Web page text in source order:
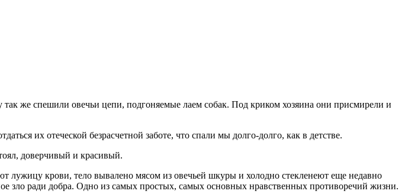
же спешили овечьи цепи, подгоняемые лаем собак. Под криком хозяина они присмирели и
их отеческой безрасчетной заботе, что спали мы долго-долго, как в детстве.
доверчивый и красивый.
лужицу крови, тело вывалено мясом из овечьей шкуры и холодно стекленеют еще недавно
зло ради добра. Одно из самых простых, самых основных нравственных противоречий жизни.